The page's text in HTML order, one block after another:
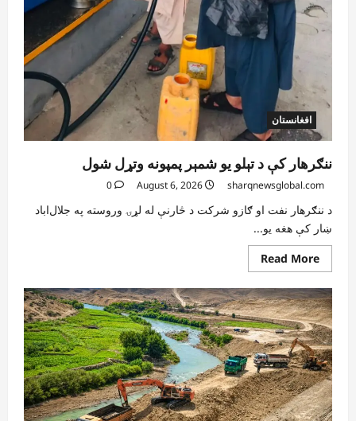
افغانستان
ننګرهار کې د تېلو یو شمېر پمپونه وتړل شول
sharqnewsglobal.com
0
د ننګرهار نفت او ګازو شرکت د څارنې له لړۍ وروسته په جلال‌اباد
ښار کې هغه یو...
Read More
more
ننګرهار
کې
د
تېلو
یو
شمېر
پمپونه
وتړل
شول